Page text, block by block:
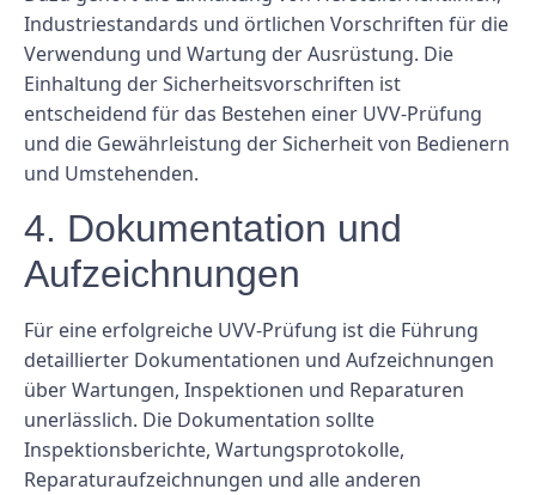
Industriestandards und örtlichen Vorschriften für die
Verwendung und Wartung der Ausrüstung. Die
Einhaltung der Sicherheitsvorschriften ist
entscheidend für das Bestehen einer UVV-Prüfung
und die Gewährleistung der Sicherheit von Bedienern
und Umstehenden.
4. Dokumentation und
Aufzeichnungen
Für eine erfolgreiche UVV-Prüfung ist die Führung
detaillierter Dokumentationen und Aufzeichnungen
über Wartungen, Inspektionen und Reparaturen
unerlässlich. Die Dokumentation sollte
Inspektionsberichte, Wartungsprotokolle,
Reparaturaufzeichnungen und alle anderen